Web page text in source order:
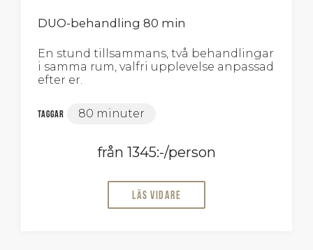
DUO-behandling 80 min
En stund tillsammans, två behandlingar
i samma rum, valfri upplevelse anpassad
efter er.
Taggar 80 minuter
från 1345:-/person
Läs vidare